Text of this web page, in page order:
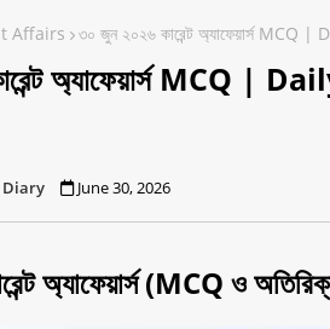
Affairs ৩০ জুন ২০২৬ কারেন্ট অ্যাফেয়ার্স
অ্যাফেয়ার্স MCQ
Diary June 30, 2026
অ্যাফেয়ার্স (MCQ ও